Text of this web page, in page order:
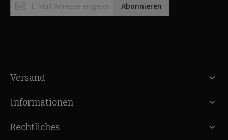
zum
Abonnieren
Versand
Informationen
Rechtliches